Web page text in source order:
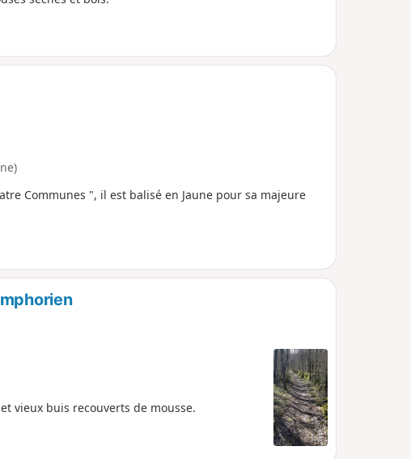
Communes ", il est balisé en Jaune pour sa majeure
vieux buis recouverts de mousse.